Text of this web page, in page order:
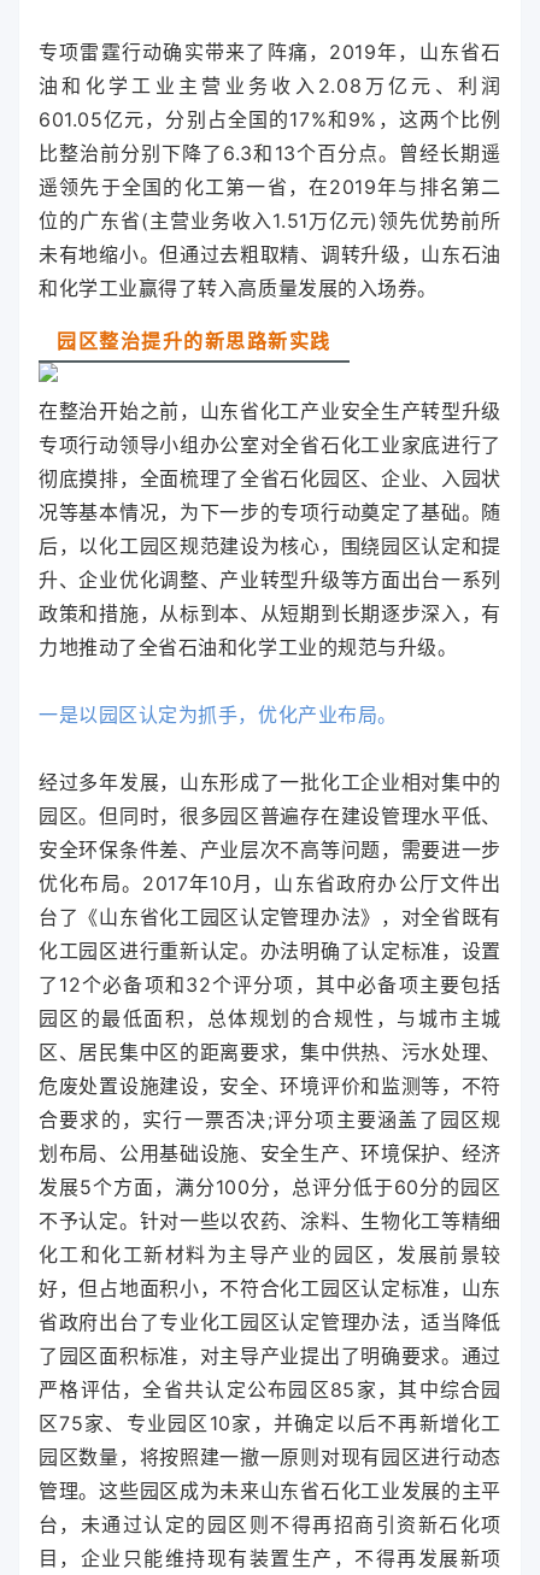
专项雷霆行动确实带来了阵痛，2019年，山东省石
油和化学工业主营业务收入2.08万亿元、利润
601.05亿元，分别占全国的17%和9%，这两个比例
比整治前分别下降了6.3和13个百分点。曾经长期遥
遥领先于全国的化工第一省，在2019年与排名第二
位的广东省(主营业务收入1.51万亿元)领先优势前所
未有地缩小。但通过去粗取精、调转升级，山东石油
和化学工业赢得了转入高质量发展的入场券。
园区整治提升的新思路新实践
在整治开始之前，山东省化工产业安全生产转型升级
专项行动领导小组办公室对全省石化工业家底进行了
彻底摸排，全面梳理了全省石化园区、企业、入园状
况等基本情况，为下一步的专项行动奠定了基础。随
后，以化工园区规范建设为核心，围绕园区认定和提
升、企业优化调整、产业转型升级等方面出台一系列
政策和措施，从标到本、从短期到长期逐步深入，有
力地推动了全省石油和化学工业的规范与升级。
一是以园区认定为抓手，优化产业布局。
经过多年发展，山东形成了一批化工企业相对集中的
园区。但同时，很多园区普遍存在建设管理水平低、
安全环保条件差、产业层次不高等问题，需要进一步
优化布局。2017年10月，山东省政府办公厅文件出
台了《山东省化工园区认定管理办法》，对全省既有
化工园区进行重新认定。办法明确了认定标准，设置
了12个必备项和32个评分项，其中必备项主要包括
园区的最低面积，总体规划的合规性，与城市主城
区、居民集中区的距离要求，集中供热、污水处理、
危废处置设施建设，安全、环境评价和监测等，不符
合要求的，实行一票否决;评分项主要涵盖了园区规
划布局、公用基础设施、安全生产、环境保护、经济
发展5个方面，满分100分，总评分低于60分的园区
不予认定。针对一些以农药、涂料、生物化工等精细
化工和化工新材料为主导产业的园区，发展前景较
好，但占地面积小，不符合化工园区认定标准，山东
省政府出台了专业化工园区认定管理办法，适当降低
了园区面积标准，对主导产业提出了明确要求。通过
严格评估，全省共认定公布园区85家，其中综合园
区75家、专业园区10家，并确定以后不再新增化工
园区数量，将按照建一撤一原则对现有园区进行动态
管理。这些园区成为未来山东省石化工业发展的主平
台，未通过认定的园区则不得再招商引资新石化项
目，企业只能维持现有装置生产，不得再发展新项